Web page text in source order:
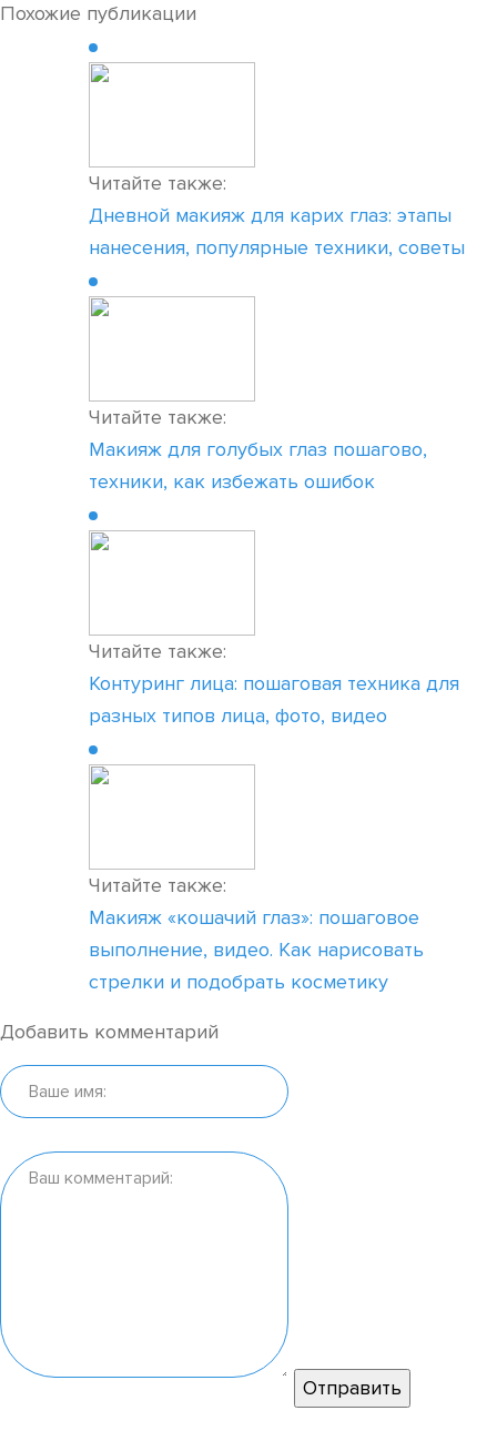
Похожие публикации
Читайте также:
Дневной макияж для карих глаз: этапы
нанесения, популярные техники, советы
Читайте также:
Макияж для голубых глаз пошагово,
техники, как избежать ошибок
Читайте также:
Контуринг лица: пошаговая техника для
разных типов лица, фото, видео
Читайте также:
Макияж «кошачий глаз»: пошаговое
выполнение, видео. Как нарисовать
стрелки и подобрать косметику
Добавить комментарий